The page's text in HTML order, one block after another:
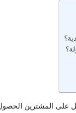
على المشترين